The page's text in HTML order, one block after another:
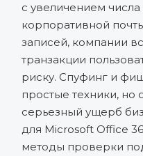
с увеличением
корпоративной
записей, компании
транзакции
риску. Спуфинг и
простые техники, но
серьезный ущерб
для Microsoft Office
методы проверки